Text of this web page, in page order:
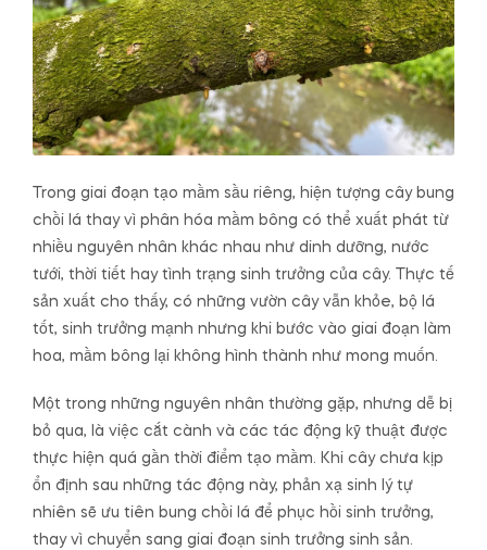
Trong giai đoạn tạo mầm sầu riêng, hiện tượng cây bung
chồi lá thay vì phân hóa mầm bông có thể xuất phát từ
nhiều nguyên nhân khác nhau như dinh dưỡng, nước
tưới, thời tiết hay tình trạng sinh trưởng của cây. Thực tế
sản xuất cho thấy, có những vườn cây vẫn khỏe, bộ lá
tốt, sinh trưởng mạnh nhưng khi bước vào giai đoạn làm
hoa, mầm bông lại không hình thành như mong muốn.
Một trong những nguyên nhân thường gặp, nhưng dễ bị
bỏ qua, là việc cắt cành và các tác động kỹ thuật được
thực hiện quá gần thời điểm tạo mầm. Khi cây chưa kịp
ổn định sau những tác động này, phản xạ sinh lý tự
nhiên sẽ ưu tiên bung chồi lá để phục hồi sinh trưởng,
thay vì chuyển sang giai đoạn sinh trưởng sinh sản.